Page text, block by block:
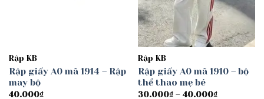
Rập KB
Rập giấy A0 mã 1914 – Rập
may bộ
40.000₫
Rập KB
Rập giấy A0 mã 1910 – bộ
thể thao mẹ bé
30.000₫ – 40.000₫Khoảng